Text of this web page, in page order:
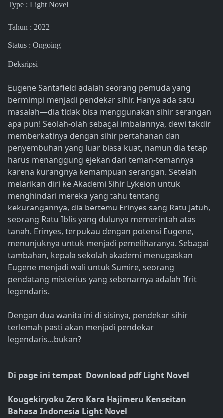
Type : Light Novel
Tahun : 2022
Status : Ongoing
Deksripsi
Eugene Santafield adalah seorang pemuda yang
bermimpi menjadi pendekar sihir. Hanya ada satu
masalah—dia tidak bisa menggunakan sihir serangan
apa pun! Seolah-olah sebagai imbalannya, dewi takdir
memberkatinya dengan sihir pertahanan dan
penyembuhan yang luar biasa kuat, namun dia tetap
harus menanggung ejekan dari teman-temannya
karena kurangnya kemampuan serangan. Setelah
melarikan diri ke Akademi Sihir Lykeion untuk
menghindari mereka yang tahu tentang
kekurangannya, dia bertemu Erinyes sang Ratu Jatuh,
seorang Ratu Iblis yang dulunya memerintah atas
tanah. Erinyes, terpukau dengan potensi Eugene,
menunjuknya untuk menjadi pemeliharanya. Sebagai
tambahan, kepala sekolah akademi menugaskan
Eugene menjadi wali untuk Sumire, seorang
pendatang misterius yang sebenarnya adalah Ifrit
legendaris.
Dengan dua wanita ini di sisinya, pendekar sihir
terlemah pasti akan menjadi pendekar
legendaris...bukan?
Di page ini tempat Download pdf Light Novel
Kougekiryoku Zero Kara Hajimeru Kenseitan
Bahasa Indonesia Light Novel